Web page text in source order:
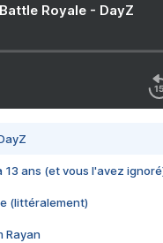
Royale - DayZ
13 ans (et vous l'avez
(littéralement)
Rayan